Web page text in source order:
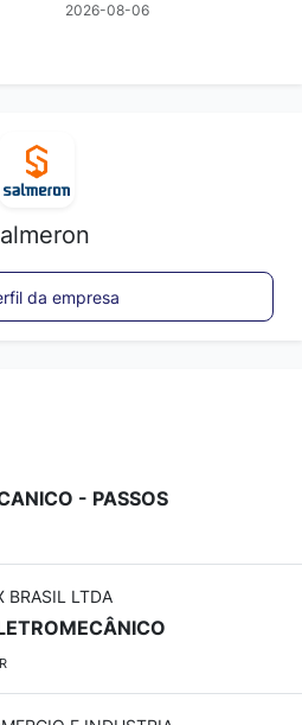
2026-08-06
da empresa
- PASSOS
BRASIL LTDA